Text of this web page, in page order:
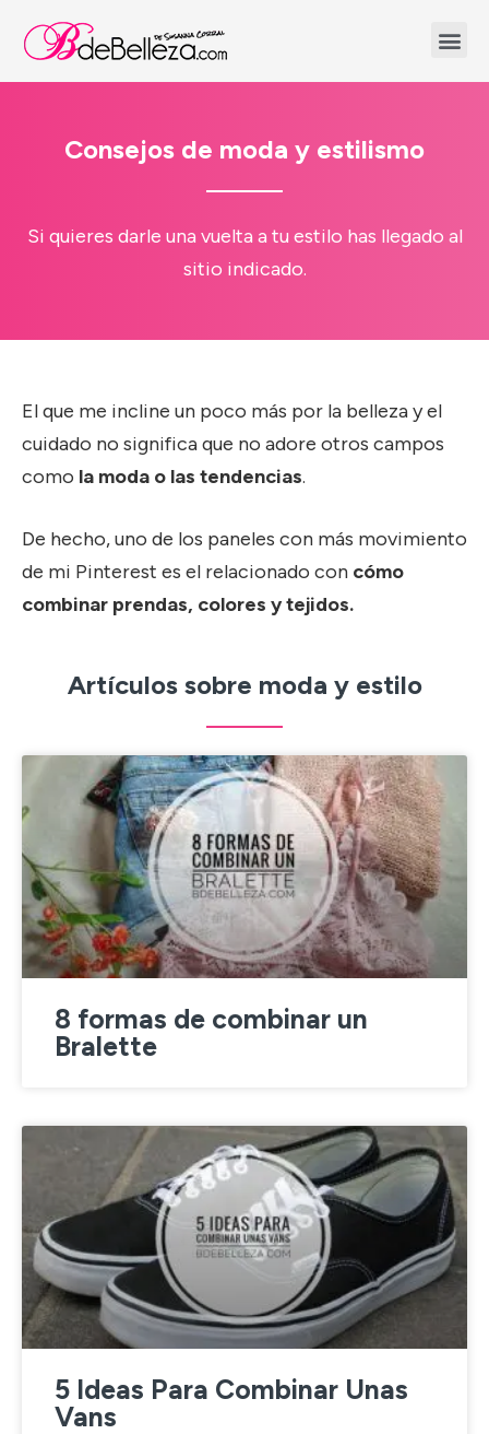
Consejos de moda y estilismo
Si quieres darle una vuelta a tu estilo has llegado al
sitio indicado.
El que me incline un poco más por la belleza y el
cuidado no significa que no adore otros campos
como la moda o las tendencias.
De hecho, uno de los paneles con más movimiento
de mi Pinterest es el relacionado con cómo
combinar prendas, colores y tejidos.
Artículos sobre moda y estilo
8 formas de combinar un
Bralette
5 Ideas Para Combinar Unas
Vans